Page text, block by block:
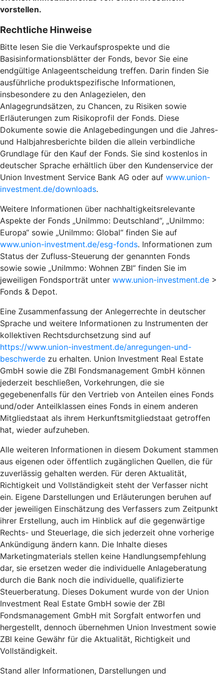
vorstellen.
Rechtliche Hinweise
Bitte lesen Sie die Verkaufsprospekte und die
Basisinformationsblätter der Fonds, bevor Sie eine
endgültige Anlageentscheidung treffen. Darin finden Sie
ausführliche produktspezifische Informationen,
insbesondere zu den Anlagezielen, den
Anlagegrundsätzen, zu Chancen, zu Risiken sowie
Erläuterungen zum Risikoprofil der Fonds. Diese
Dokumente sowie die Anlagebedingungen und die Jahres-
und Halbjahresberichte bilden die allein verbindliche
Grundlage für den Kauf der Fonds. Sie sind kostenlos in
deutscher Sprache erhältlich über den Kundenservice der
Union Investment Service Bank AG oder auf www.union-
investment.de/downloads.
Weitere Informationen über nachhaltigkeitsrelevante
Aspekte der Fonds „UniImmo: Deutschland“, „UniImmo:
Europa“ sowie „UniImmo: Global“ finden Sie auf
www.union-investment.de/esg-fonds. Informationen zum
Status der Zufluss-Steuerung der genannten Fonds
sowie sowie „UniImmo: Wohnen ZBI“ finden Sie im
jeweiligen Fondsporträt unter www.union-investment.de >
Fonds & Depot.
Eine Zusammenfassung der Anlegerrechte in deutscher
Sprache und weitere Informationen zu Instrumenten der
kollektiven Rechtsdurchsetzung sind auf
https://www.union-investment.de/anregungen-und-
beschwerde zu erhalten. Union Investment Real Estate
GmbH sowie die ZBI Fondsmanagement GmbH können
jederzeit beschließen, Vorkehrungen, die sie
gegebenenfalls für den Vertrieb von Anteilen eines Fonds
und/oder Anteilklassen eines Fonds in einem anderen
Mitgliedstaat als ihrem Herkunftsmitgliedstaat getroffen
hat, wieder aufzuheben.
Alle weiteren Informationen in diesem Dokument stammen
aus eigenen oder öffentlich zugänglichen Quellen, die für
zuverlässig gehalten werden. Für deren Aktualität,
Richtigkeit und Vollständigkeit steht der Verfasser nicht
ein. Eigene Darstellungen und Erläuterungen beruhen auf
der jeweiligen Einschätzung des Verfassers zum Zeitpunkt
ihrer Erstellung, auch im Hinblick auf die gegenwärtige
Rechts- und Steuerlage, die sich jederzeit ohne vorherige
Ankündigung ändern kann. Die Inhalte dieses
Marketingmaterials stellen keine Handlungsempfehlung
dar, sie ersetzen weder die individuelle Anlageberatung
durch die Bank noch die individuelle, qualifizierte
Steuerberatung. Dieses Dokument wurde von der Union
Investment Real Estate GmbH sowie der ZBI
Fondsmanagement GmbH mit Sorgfalt entworfen und
hergestellt, dennoch übernehmen Union Investment sowie
ZBI keine Gewähr für die Aktualität, Richtigkeit und
Vollständigkeit.
Stand aller Informationen, Darstellungen und